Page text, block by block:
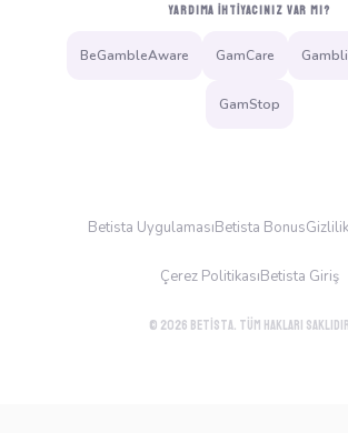
YARDIMA İHTIYACINIZ VAR MI?
BeGambleAware GamCare
GamStop
Betista UygulamasıBetista Bonus
Çerez PolitikasıBetista Giriş
© 2026 Betista. Tüm hakları saklıdır